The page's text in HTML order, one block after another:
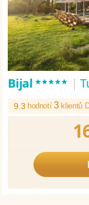
Bijal***** |
9.3 hodnotí3klientů